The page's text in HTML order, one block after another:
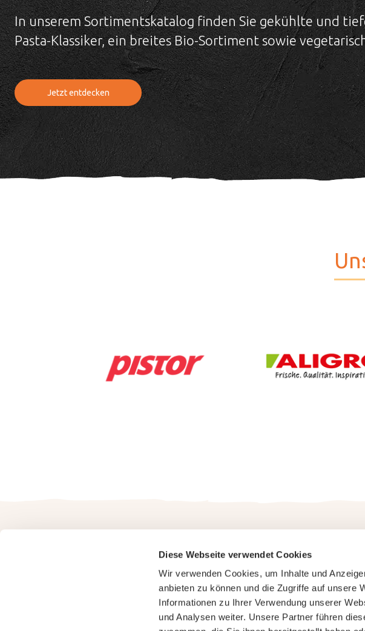
Diese Webseite verwendet Cookies
Wir verwenden Cookies, um Inhalte und
anbieten zu können und die Zugriffe auf unsere
Informationen zu Ihrer Verwendung unserer
und Analysen weiter. Unsere Partner führen
In unserem Sortimentskatalog finden Sie gekühlte und
Pasta-Klassiker, ein breites Bio-Sortiment sowie
Jetzt entdecken